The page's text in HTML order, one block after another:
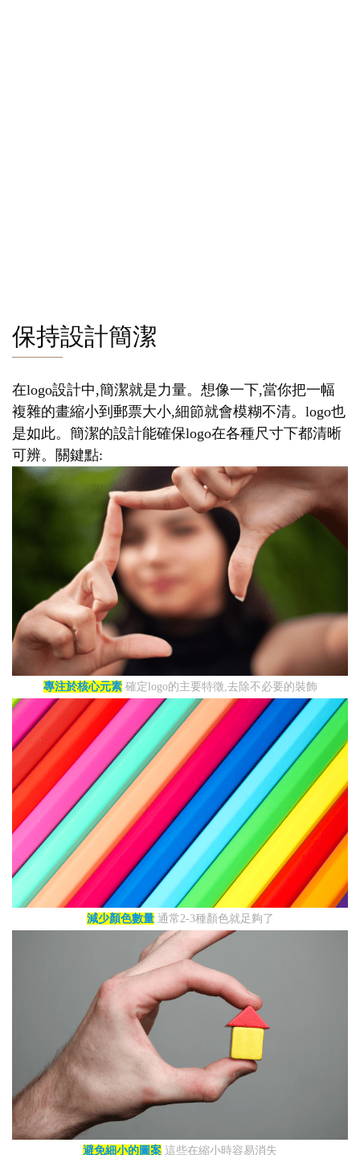
保持設計簡潔
在logo設計中,簡潔就是力量。想像一下,當你把一幅
複雜的畫縮小到郵票大小,細節就會模糊不清。logo也
是如此。簡潔的設計能確保logo在各種尺寸下都清晰
可辨。關鍵點:
專注於核心元素確定logo的主要特徵,去除不必要的裝飾
減少顏色數量通常2-3種顏色就足夠了
避免細小的圖案 這些在縮小時容易消失